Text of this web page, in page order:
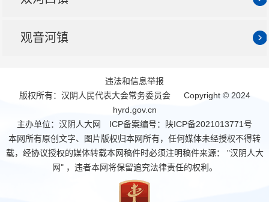
观音河镇
违法和信息举报
版权所有：汉阴人民代表大会常务委员会 Copyright © 2024
hyrd.gov.cn
主办单位：汉阴人大网 ICP备案编号：
陕ICP备2021013771号
本网所有原创文字、图片版权归本网所有，任何媒体未经授权不得转
载，经协议授权的媒体转载本网稿件时必须注明稿件来源： "汉阴人大
网" ，违者本网将保留追究法律责任的权利。